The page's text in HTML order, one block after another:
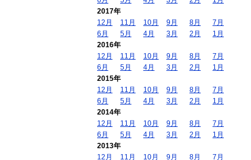
2017年
12月
11月 10月 9月 8月
7月
6月
5月 4月 3月 2月
1月
2016年
12月
11月 10月 9月 8月
7月
6月
5月 4月 3月 2月
1月
2015年
12月
11月 10月 9月 8月
7月
6月
5月 4月 3月 2月
1月
2014年
12月
11月 10月 9月 8月
7月
6月
5月 4月 3月 2月
1月
2013年
12月
11月 10月 9月 8月 7月